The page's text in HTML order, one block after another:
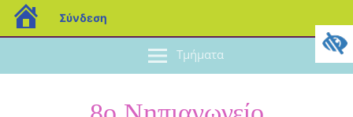
Τμήματα
Σύνδεση